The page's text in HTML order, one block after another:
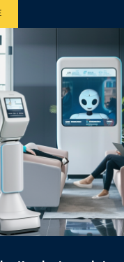
8 – DIE ZUKUNFT